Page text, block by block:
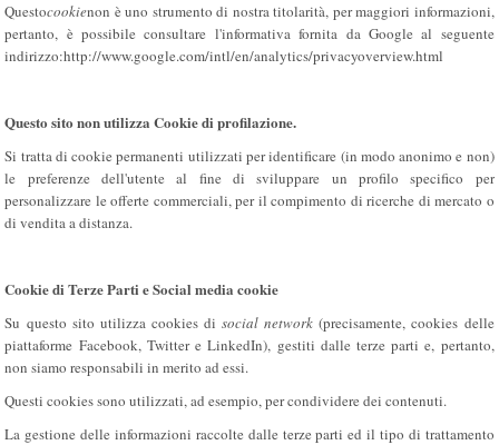
Questocookienon è uno strumento di nostra titolarità, per maggiori informazioni,
pertanto, è possibile consultare l'informativa fornita da Google al seguente
indirizzo:http://www.google.com/intl/en/analytics/privacyoverview.html
Questo sito non utilizza Cookie di profilazione.
Si tratta di cookie permanenti utilizzati per identificare (in modo anonimo e non)
le preferenze dell'utente al fine di sviluppare un profilo specifico per
personalizzare le offerte commerciali, per il compimento di ricerche di mercato o
di vendita a distanza.
Cookie di Terze Parti e Social media cookie
Su questo sito utilizza cookies disocial network (precisamente, cookies delle
piattaforme Facebook, Twitter e LinkedIn), gestiti dalle terze parti e, pertanto,
non siamo responsabili in merito ad essi.
Questi cookies sono utilizzati, ad esempio, per condividere dei contenuti.
La gestione delle informazioni raccolte dalle terze parti ed il tipo di trattamento